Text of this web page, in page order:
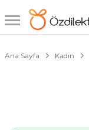
Ana Sayfa Kadın